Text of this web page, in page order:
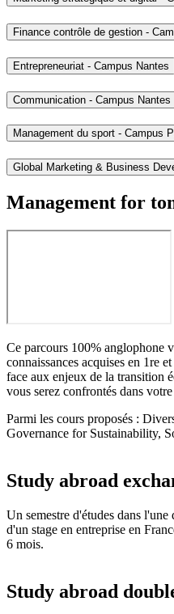
Finance contrôle de gestion -
Entrepreneuriat - Campus Nantes
Communication - Campus Nantes
Management du sport - Campus
Global Marketing & Business
Management for
Ce parcours 100% anglophone
connaissances acquises en 1re
face aux enjeux de la transition
vous serez confrontés dans
Parmi les cours proposés :
Governance for Sustainability,
Study abroad
Un semestre d'études dans
d'un stage en entreprise en
6 mois.
Study abroad